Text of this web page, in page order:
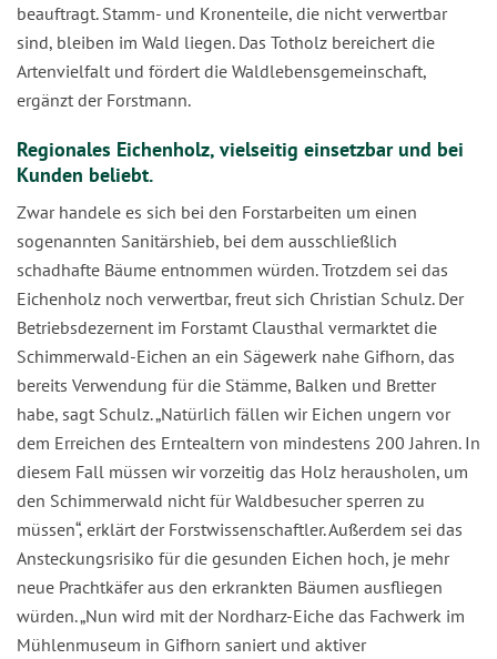
beauftragt. Stamm- und Kronenteile, die nicht verwertbar
sind, bleiben im Wald liegen. Das Totholz bereichert die
Artenvielfalt und fördert die Waldlebensgemeinschaft,
ergänzt der Forstmann.
Regionales Eichenholz, vielseitig einsetzbar und bei
Kunden beliebt.
Zwar handele es sich bei den Forstarbeiten um einen
sogenannten Sanitärshieb, bei dem ausschließlich
schadhafte Bäume entnommen würden. Trotzdem sei das
Eichenholz noch verwertbar, freut sich Christian Schulz. Der
Betriebsdezernent im Forstamt Clausthal vermarktet die
Schimmerwald-Eichen an ein Sägewerk nahe Gifhorn, das
bereits Verwendung für die Stämme, Balken und Bretter
habe, sagt Schulz. „Natürlich fällen wir Eichen ungern vor
dem Erreichen des Erntealtern von mindestens 200 Jahren. In
diesem Fall müssen wir vorzeitig das Holz herausholen, um
den Schimmerwald nicht für Waldbesucher sperren zu
müssen“, erklärt der Forstwissenschaftler. Außerdem sei das
Ansteckungsrisiko für die gesunden Eichen hoch, je mehr
neue Prachtkäfer aus den erkrankten Bäumen ausfliegen
würden. „Nun wird mit der Nordharz-Eiche das Fachwerk im
Mühlenmuseum in Gifhorn saniert und aktiver